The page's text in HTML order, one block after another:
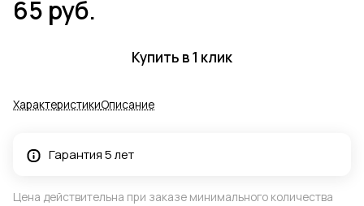
65 руб.
Купить в 1 клик
ХарактеристикиОписание
Гарантия 5 лет
Цена действительна при заказе минимального количества